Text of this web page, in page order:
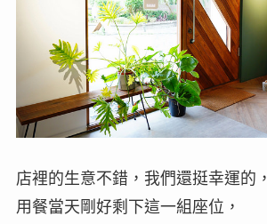
店裡的生意不錯，我們還挺幸運的，
用餐當天剛好剩下這一組座位，